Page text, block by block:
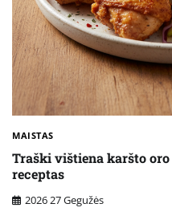
MAISTAS
Traški vištiena karšto
receptas
2026 27 Gegužės